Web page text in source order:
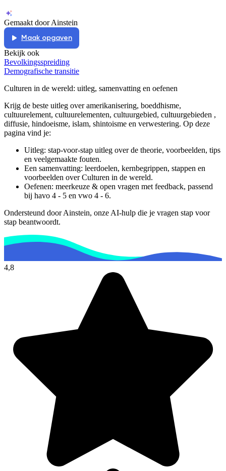
Gemaakt door Ainstein
Maak opgaven
Bekijk ook
Bevolkingsspreiding
Demografische transitie
Culturen in de wereld: uitleg, samenvatting en oefenen
Krijg de beste uitleg over amerikanisering, boeddhisme,
cultuurelement, cultuurelementen, cultuurgebied, cultuurgebieden ,
diffusie, hindoeisme, islam, shintoisme en verwestering. Op deze
pagina vind je:
Uitleg: stap-voor-stap uitleg over de theorie, voorbeelden, tips
en veelgemaakte fouten.
Een samenvatting: leerdoelen, kernbegrippen, stappen en
voorbeelden overCulturen in de wereld.
Oefenen: meerkeuze & open vragen met feedback, passend
bij havo 4 - 5 en vwo 4 - 6.
Ondersteund door Ainstein, onze AI-hulp die je vragen stap voor
stap beantwoordt.
4,8